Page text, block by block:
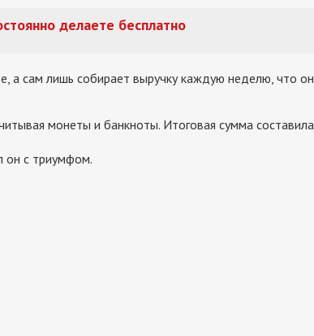
делаете бесплатно
а сам лишь собирает выручку каждую неделю, что он
монеты и банкноты. Итоговая сумма составила
он с триумфом.